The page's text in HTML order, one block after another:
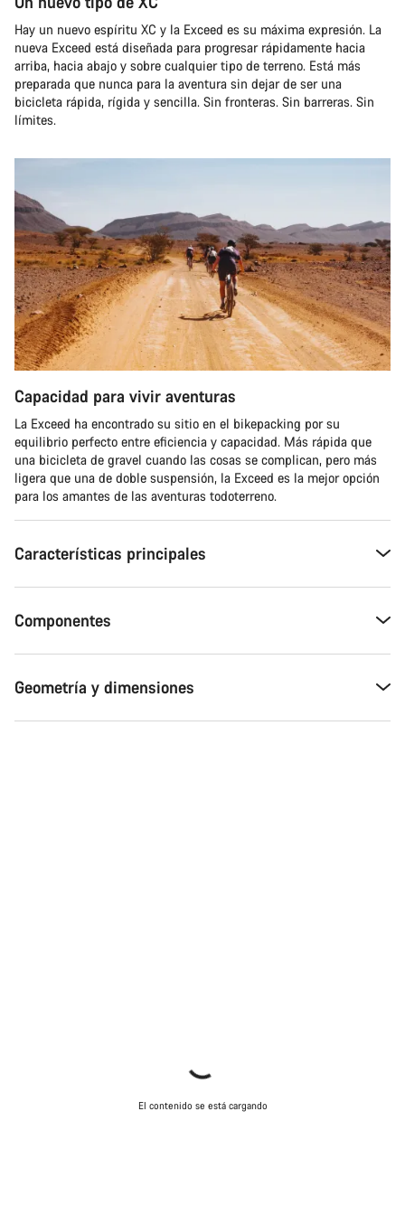
Hay un nuevo espíritu XC y la Exceed es su máxima expresión. La
nueva Exceed está diseñada para progresar rápidamente hacia
arriba, hacia abajo y sobre cualquier tipo de terreno. Está más
preparada que nunca para la aventura sin dejar de ser una
bicicleta rápida, rígida y sencilla. Sin fronteras. Sin barreras. Sin
límites.
Capacidad para vivir aventuras
La Exceed ha encontrado su sitio en el bikepacking por su
equilibrio perfecto entre eficiencia y capacidad. Más rápida que
una bicicleta de gravel cuando las cosas se complican, pero más
ligera que una de doble suspensión, la Exceed es la mejor opción
para los amantes de las aventuras todoterreno.
Características principales
Componentes
Geometría y dimensiones
El contenido se está cargando